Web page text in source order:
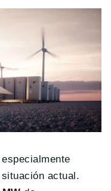
actual.